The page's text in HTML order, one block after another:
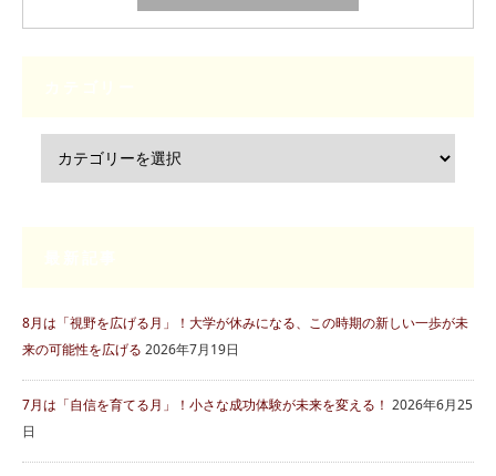
8月は「視野を広げる月」！大学が休みになる、この時期の新しい一歩が未
来の可能性を広げる 2026年7月19日
7月は「自信を育てる月」！小さな成功体験が未来を変える！ 2026年6月25
日